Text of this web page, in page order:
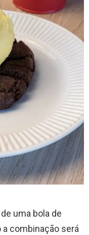
uma bola de
a combinação será